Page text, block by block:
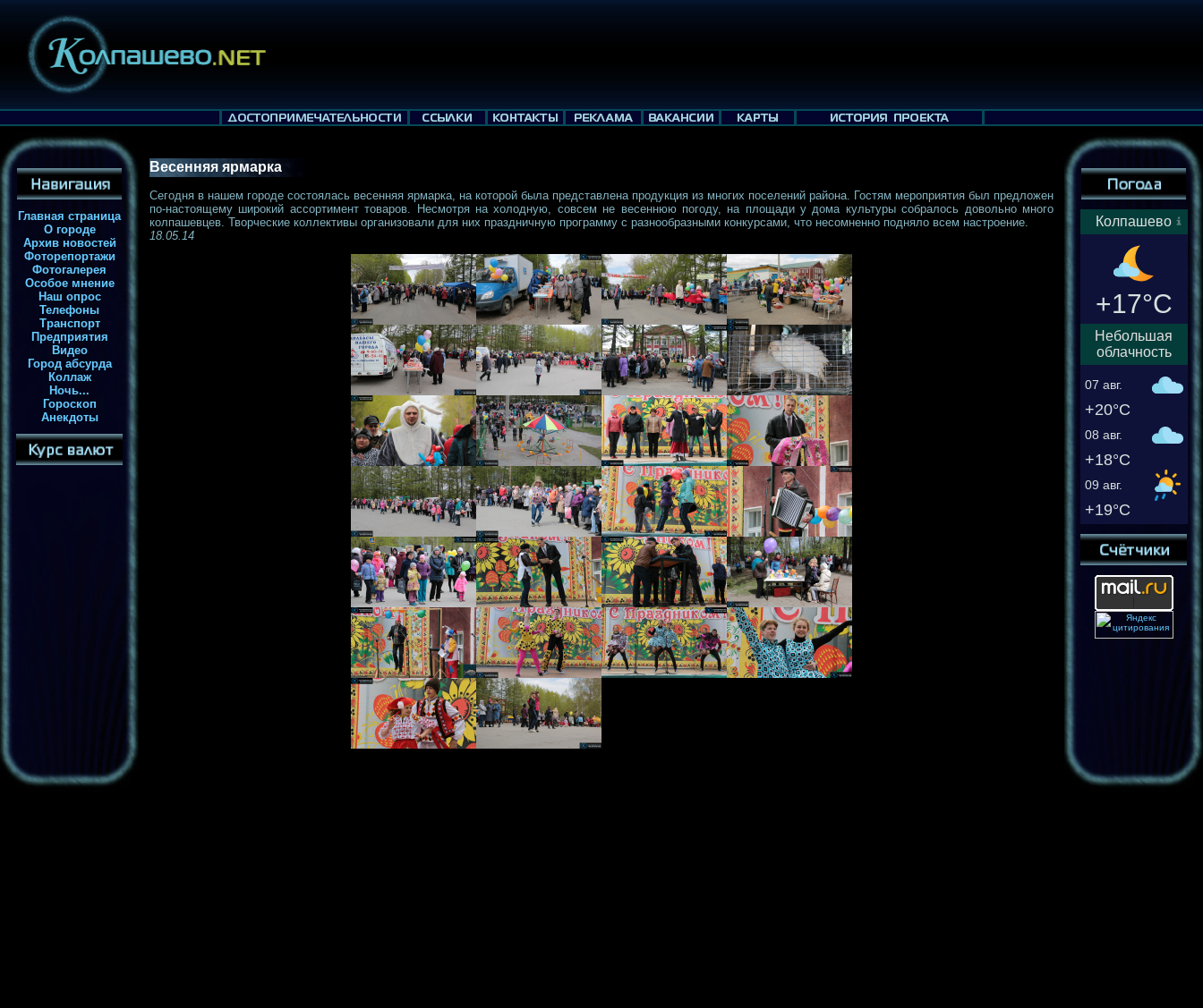
Главная страница
О городе
Архив новостей
Фоторепортажи
Фотогалерея
Особое мнение
Наш опрос
Телефоны
Транспорт
Предприятия
Видео
Город абсурда
Коллаж
Ночь...
Гороскоп
Анекдоты
Весенняя ярмарка
Сегодня в нашем городе состоялась весенняя ярмарка, на которой была представлена продукция из многих поселений района. Гостям мероприятия был предложен
по-настоящему широкий ассортимент товаров. Несмотря на холодную, совсем не весеннюю погоду, на площади у дома культуры собралось довольно много
колпашевцев. Творческие коллективы организовали для них праздничную программу с разнообразными конкурсами, что несомненно подняло всем настроение.
18.05.14
Колпашево
+17°C
Небольшая
облачность
07 авг.
+20°C
08 авг.
+18°C
09 авг.
+19°C